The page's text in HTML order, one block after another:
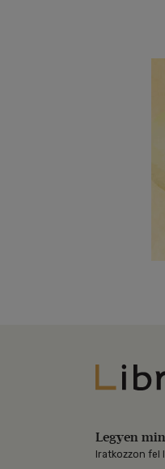
Legyen
Iratkozzon fel